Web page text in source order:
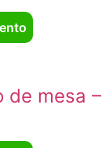
de mesa